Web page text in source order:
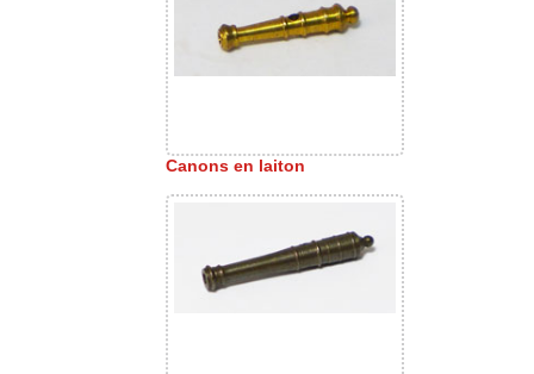
Canons en laiton